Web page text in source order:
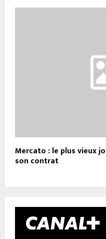
Mercato : le plus vieux
son contrat